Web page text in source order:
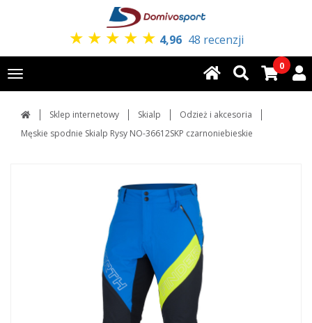
★ ★ ★ ★ ★ 4,96 48 recenzji
Toggle
navigation
0
Sklep internetowy Skialp
Odzież i akcesoria
Męskie spodnie Skialp Rysy NO-36612SKP czarnoniebieskie